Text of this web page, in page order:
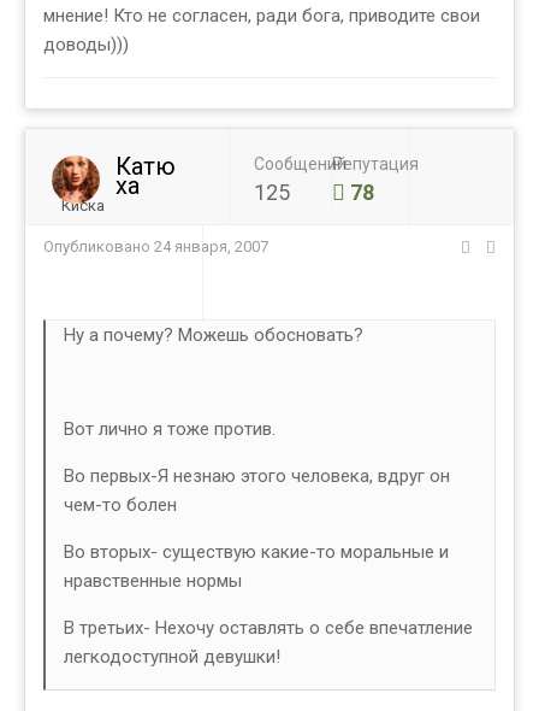
мнение! Кто не согласен, ради бога, приводите свои
доводы)))
Катю
ха
Киска
Сообщений
125
Репутация
78
Опубликовано 24 января, 2007
Ну а почему? Можешь обосновать?
Вот лично я тоже против.
Во первых-Я незнаю этого человека, вдруг он
чем-то болен
Во вторых- существую какие-то моральные и
нравственные нормы
В третьих- Нехочу оставлять о себе впечатление
легкодоступной девушки!